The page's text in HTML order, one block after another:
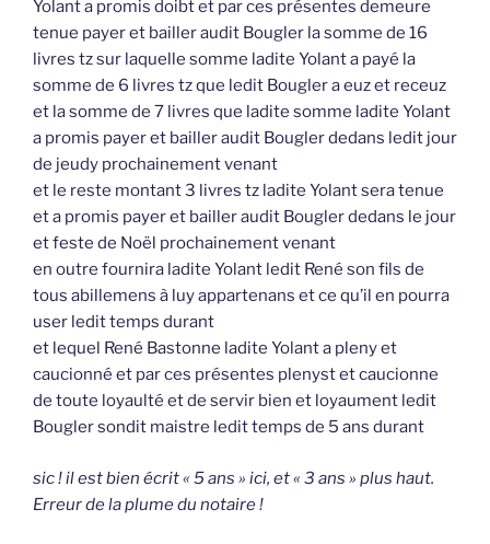
Yolant a promis doibt et par ces présentes demeure
tenue payer et bailler audit Bougler la somme de 16
livres tz sur laquelle somme ladite Yolant a payé la
somme de 6 livres tz que ledit Bougler a euz et receuz
et la somme de 7 livres que ladite somme ladite Yolant
a promis payer et bailler audit Bougler dedans ledit jour
de jeudy prochainement venant
et le reste montant 3 livres tz ladite Yolant sera tenue
et a promis payer et bailler audit Bougler dedans le jour
et feste de Noël prochainement venant
en outre fournira ladite Yolant ledit René son fils de
tous abillemens à luy appartenans et ce qu’il en pourra
user ledit temps durant
et lequel René Bastonne ladite Yolant a pleny et
caucionné et par ces présentes plenyst et caucionne
de toute loyaulté et de servir bien et loyaument ledit
Bougler sondit maistre ledit temps de 5 ans durant
sic ! il est bien écrit « 5 ans » ici, et « 3 ans » plus haut.
Erreur de la plume du notaire !